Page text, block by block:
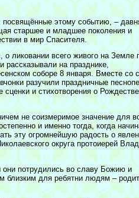
посвящённые этому событию, –
старшее и младшее поколения и
в мир Спасителя.
ликовании всего живого на Земле
рассказывали на празднике,
соборе 8 января. Вместе со
разучили праздничные
сценки и стихотворения о Рождестве
не соизмеримое значение для
и именно тогда, когда
эту огромнейшую радость о
округа протоиерей
они потрудились во славу Божию и
близким для ребятни людям –